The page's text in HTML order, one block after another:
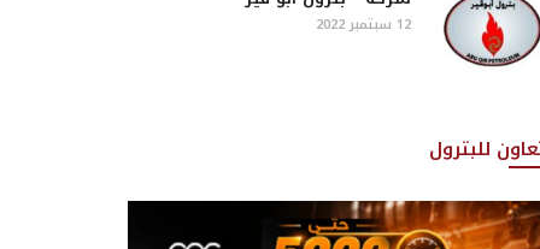
12 سبتمبر 2022
للبترول